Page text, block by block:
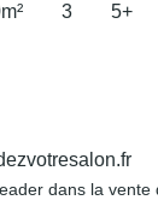
m² 3 5+
dans la